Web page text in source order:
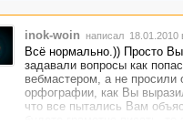
inok-woin написал 18.01.2010
Всё нормально.)) Просто
задавали вопросы как
вебмастером, а не
орфографии, как Вы
что все пытались Вам